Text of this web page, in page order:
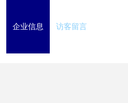
企业信息 访客留言